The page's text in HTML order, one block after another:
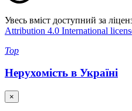
Увесь вміст доступний за
Attribution 4.0 International
Top
Нерухомість в Україні
×